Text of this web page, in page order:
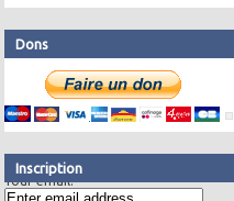
Dons
Inscription
Your email: